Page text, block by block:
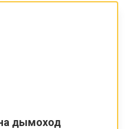
дымоход